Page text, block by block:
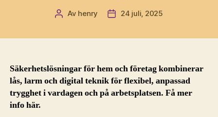
Inläggsförfattare
Av henry Inläggsdatum
24 juli, 2025
Säkerhetslösningar för hem och företag kombinerar
lås, larm och digital teknik för flexibel, anpassad
trygghet i vardagen och på arbetsplatsen. Få mer
info här.